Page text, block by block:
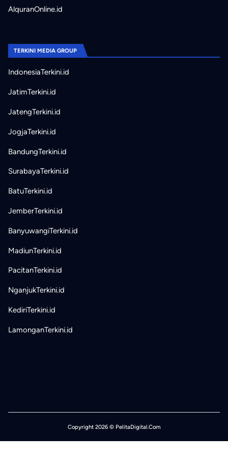
AlquranOnline.id
TERKINI MEDIA GROUP
IndonesiaTerkini.id
JatimTerkini.id
JatengTerkini.id
JogjaTerkini.id
BandungTerkini.id
SurabayaTerkini.id
BatuTerkini.id
JemberTerkini.id
BanyuwangiTerkini.id
MadiunTerkini.id
PacitanTerkini.id
NganjukTerkini.id
KediriTerkini.id
LamonganTerkini.id
Copyright 2026 © PelitaDigital.Com